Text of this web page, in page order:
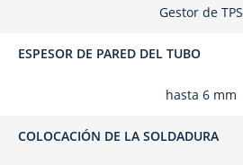
Gestor de TPS
ESPESOR DE PARED DEL TUBO
hasta 6 mm
COLOCACIÓN DE LA SOLDADURA